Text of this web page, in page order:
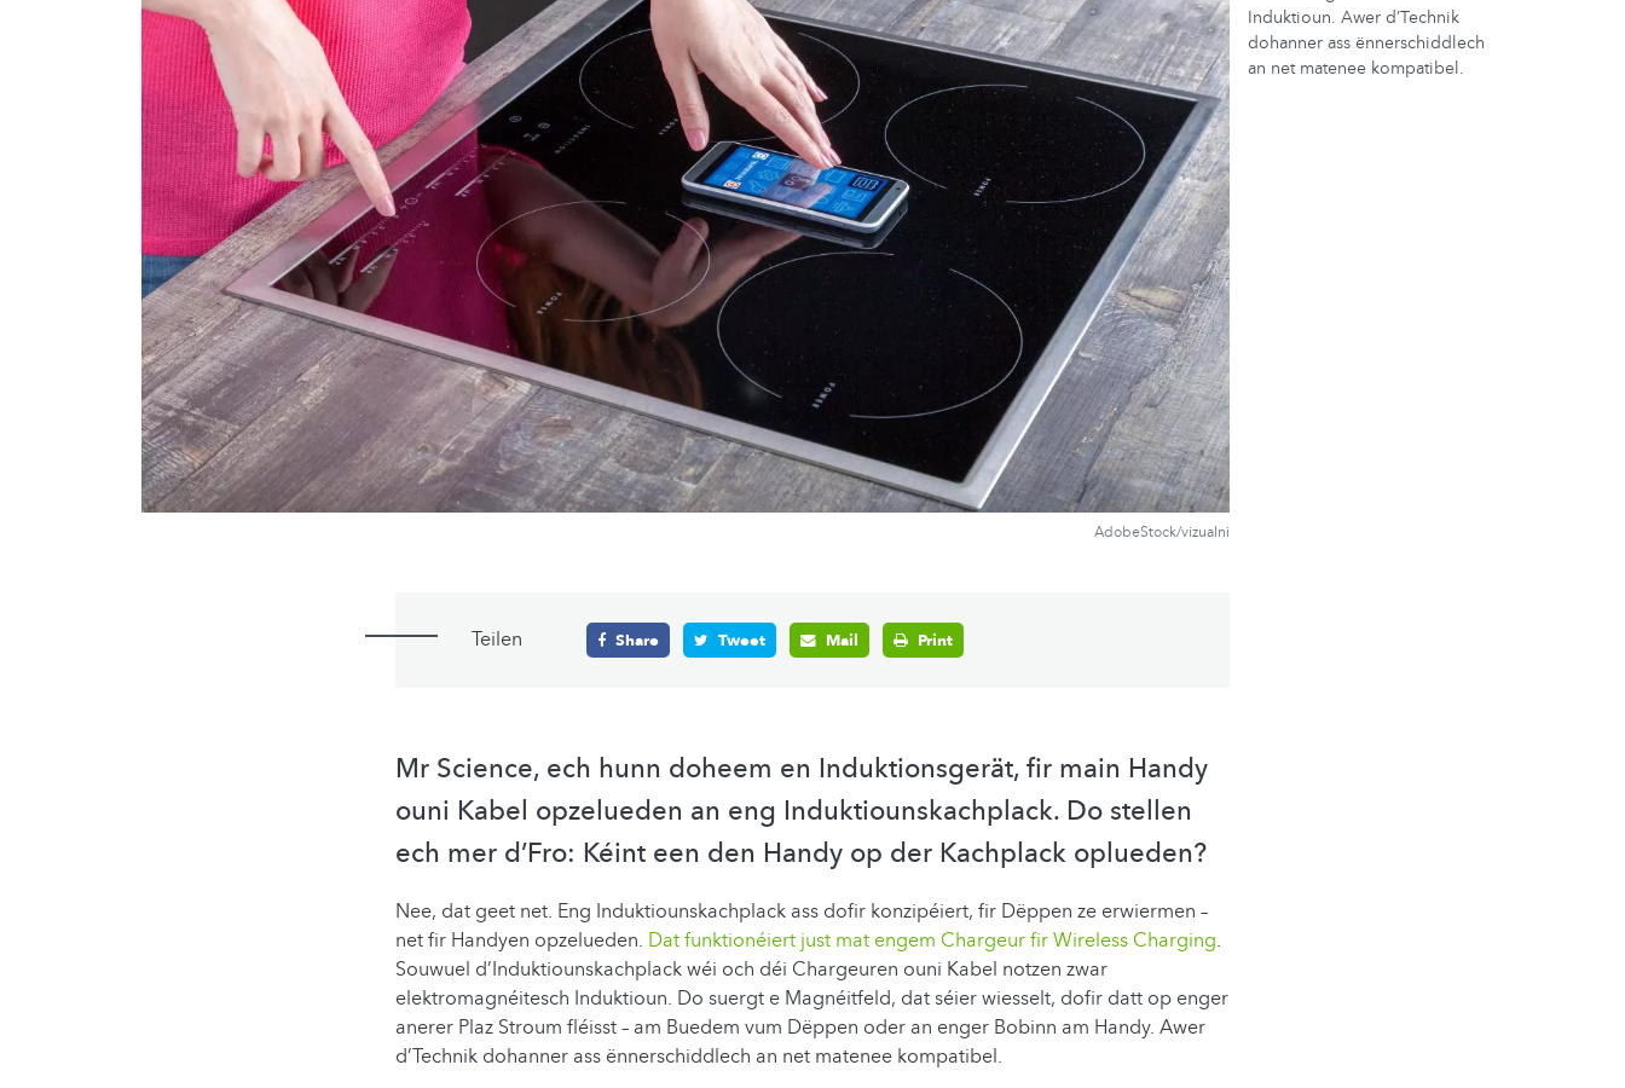
AdobeStock/vizualni
Induktioun. Awer d’Technik
dohanner ass ënnerschiddlech
an net matenee kompatibel.
Teilen Share Tweet Mail Print
Mr Science, ech hunn doheem en Induktionsgerät, fir main Handy
ouni Kabel opzelueden an eng Induktiounskachplack. Do stellen
ech mer d’Fro: Kéint een den Handy op der Kachplack oplueden?
Nee, dat geet net. Eng Induktiounskachplack ass dofir konzipéiert, fir Dëppen ze erwiermen –
net fir Handyen opzelueden. Dat funktionéiert just mat engem Chargeur fir Wireless Charging.
Souwuel d’Induktiounskachplack wéi och déi Chargeuren ouni Kabel notzen zwar
elektromagnéitesch Induktioun. Do suergt e Magnéitfeld, dat séier wiesselt, dofir datt op enger
anerer Plaz Stroum fléisst – am Buedem vum Dëppen oder an enger Bobinn am Handy. Awer
d’Technik dohanner ass ënnerschiddlech an net matenee kompatibel.